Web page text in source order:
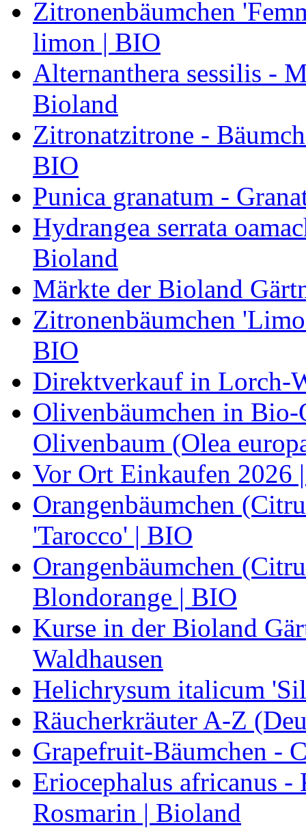
Zitronenbäumchen
limon | BIO
Alternanthera sessilis -
Bioland
Zitronatzitrone -
BIO
Punica granatum -
Hydrangea serrata
Bioland
Märkte der Bioland
Zitronenbäumchen
BIO
Direktverkauf in Lorch-
Olivenbäumchen in Bio-
Olivenbaum (Olea
Vor Ort Einkaufen 2026
Orangenbäumchen
'Tarocco' | BIO
Orangenbäumchen
Blondorange | BIO
Kurse in der Bioland
Waldhausen
Helichrysum italicum
Räucherkräuter A-Z
Grapefruit-Bäumchen -
Eriocephalus africanus
Rosmarin | Bioland